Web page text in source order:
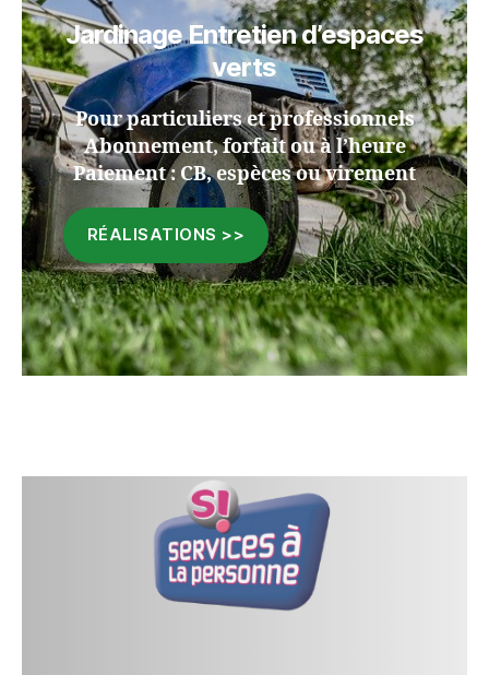
Jardinage Entretien d’espaces
verts
Pour particuliers et professionnels
Abonnement, forfait ou à l’heure
Paiement : CB, espèces ou virement
RÉALISATIONS >>